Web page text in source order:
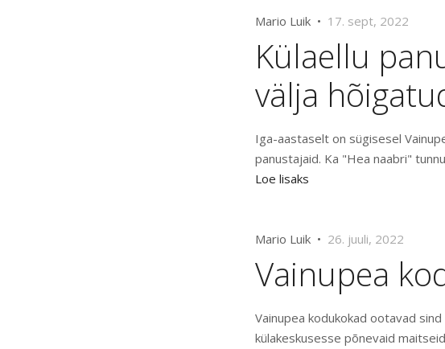
Mario Luik • 17. sept, 2022
Külaellu
välja
Iga-aastaselt on sügisesel
panustajaid. Ka "Hea naabri"
Loe lisaks
Mario Luik • 26. juuli, 2022
Vainupea
Vainupea kodukokad ootavad
külakeskusesse põnevaid